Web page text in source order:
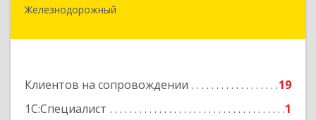
Железнодорожный
Клиентов на сопровождении
19
1С:Специалист
1
143980, Московская обл, Железнодорожный г,